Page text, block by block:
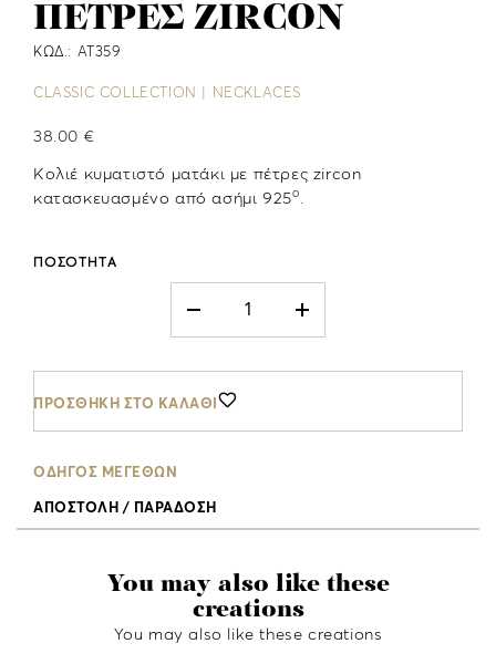
ΠΕΤΡΕΣ ZIRCON
ΚΩΔ.: AT359
CLASSIC COLLECTION | NECKLACES
38.00 €
Κολιέ κυματιστό ματάκι με πέτρες zircon
κατασκευασμένο από ασήμι 925ο
ΠΟΣΟΤΗΤΑ
ΠΡΟΣΘΗΚΗ ΣΤΟ ΚΑΛΑΘΙ
ΟΔΗΓΟΣ ΜΕΓΕΘΩΝ
ΑΠΟΣΤΟΛΗ / ΠΑΡΑΔΟΣΗ
You may also like these
creations
You may also like these creations